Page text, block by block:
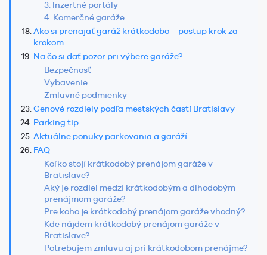
3. Inzertné portály
4. Komerčné garáže
Ako si prenajať garáž krátkodobo – postup krok za
krokom
Na čo si dať pozor pri výbere garáže?
Bezpečnosť
Vybavenie
Zmluvné podmienky
Cenové rozdiely podľa mestských častí Bratislavy
Parking tip
Aktuálne ponuky parkovania a garáží
FAQ
Koľko stojí krátkodobý prenájom garáže v
Bratislave?
Aký je rozdiel medzi krátkodobým a dlhodobým
prenájmom garáže?
Pre koho je krátkodobý prenájom garáže vhodný?
Kde nájdem krátkodobý prenájom garáže v
Bratislave?
Potrebujem zmluvu aj pri krátkodobom prenájme?